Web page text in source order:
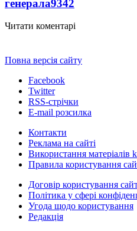
генерала9342
Читати коментарі
Повна версія сайту
Facebook
Twitter
RSS-стрічки
E-mail розсилка
Контакти
Реклама на сайті
Використання матеріалів
Правила користування
Договір користування
Політика у сфері
Угода щодо користування
Редакція